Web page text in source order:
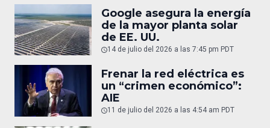
Google asegura la energía
de la mayor planta solar
de EE. UU.
14 de julio del 2026 a las 7:45 pm PDT
Frenar la red eléctrica es
un “crimen económico”:
AIE
11 de julio del 2026 a las 4:54 am PDT